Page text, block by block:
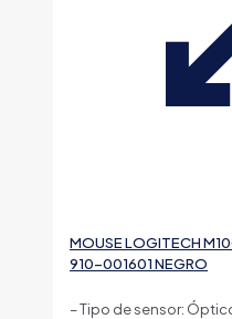
MOUSE LOGITECH
910-001601 NEGRO
– Tipo de sensor: